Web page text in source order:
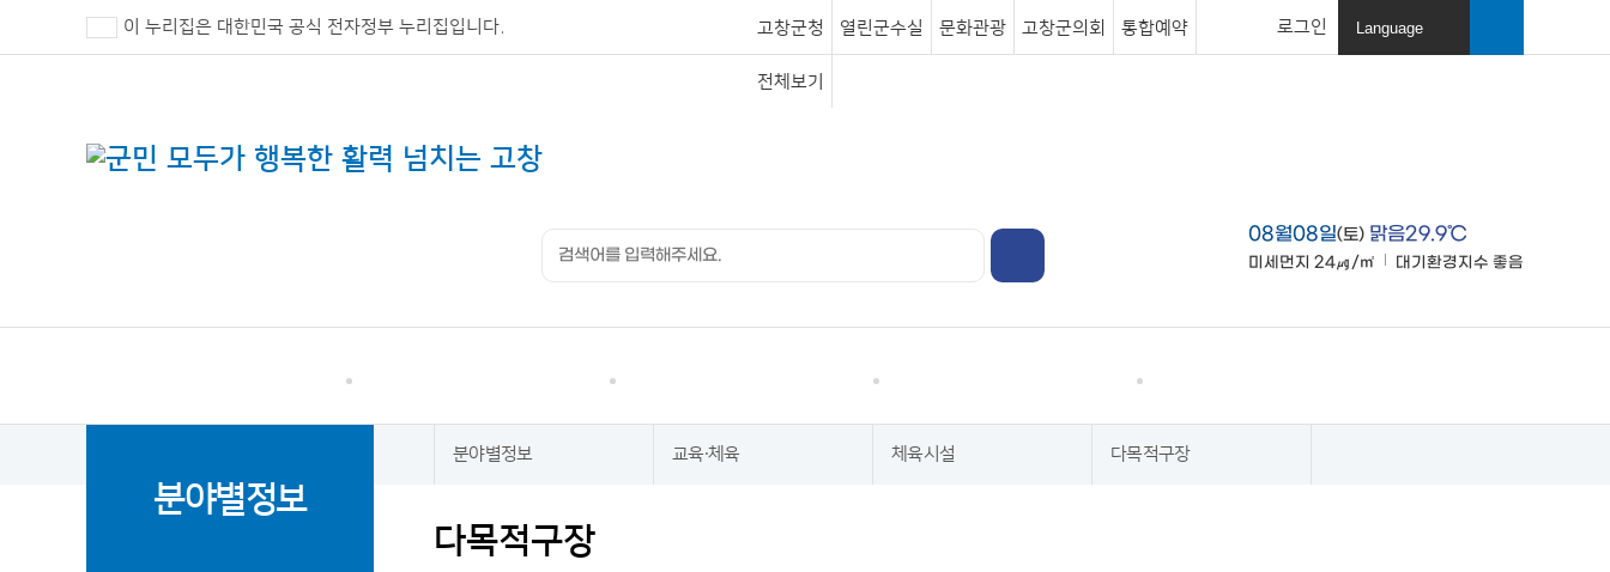
이 누리집은 대한민국 공식 전자정부 누리집입니다. 고창군청 열린군수실 문화관광 고창군의회 통합예약
전체보기
로그인
Language
08월08일(토) 맑음29.9℃
미세먼지 24㎍/㎥ 대기환경지수 좋음
사이트맵
분야별정보
분야별정보 교육·체육 체육시설 다목적구장
다목적구장